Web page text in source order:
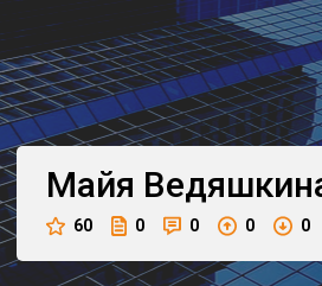
Майя
60 0 0 0 0